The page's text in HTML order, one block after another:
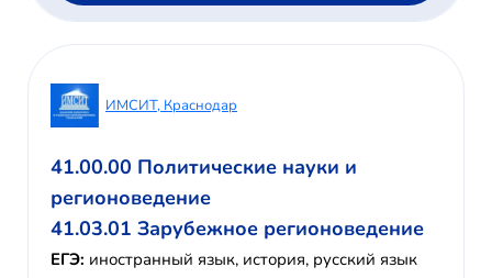
ИМСИТ, Краснодар
41.00.00 Политические науки и
регионоведение
41.03.01 Зарубежное регионоведение
ЕГЭ: иностранный язык, история, русский язык